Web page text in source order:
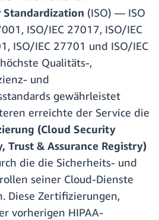
(ISO) — ISO
ISO/IEC 27017, ISO/IEC
ISO/IEC 27701 und ISO/IEC
Qualitäts-,
und
gewährleistet
erreichte der Service die
(Cloud Security
Trust & Assurance Registry)
die die Sicherheits- und
seiner Cloud-Dienste
Diese Zertifizierungen,
vorherigen HIPAA-